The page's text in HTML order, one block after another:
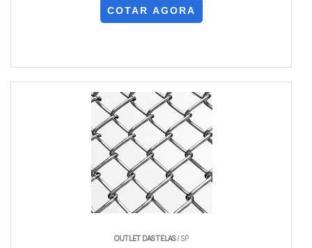
COTAR AGORA
OUTLET DAS TELAS/ SP